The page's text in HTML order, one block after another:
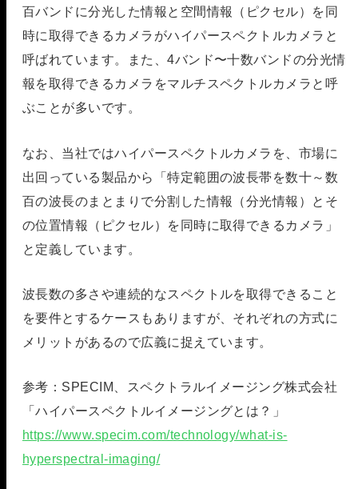
百バンドに分光した情報と空間情報（ピクセル）を同
時に取得できるカメラがハイパースペクトルカメラと
呼ばれています。また、4バンド〜十数バンドの分光情
報を取得できるカメラをマルチスペクトルカメラと呼
ぶことが多いです。
なお、当社ではハイパースペクトルカメラを、市場に
出回っている製品から「特定範囲の波長帯を数十～数
百の波長のまとまりで分割した情報（分光情報）とそ
の位置情報（ピクセル）を同時に取得できるカメラ」
と定義しています。
波長数の多さや連続的なスペクトルを取得できること
を要件とするケースもありますが、それぞれの方式に
メリットがあるので広義に捉えています。
参考：SPECIM、スペクトラルイメージング株式会社
「ハイパースペクトルイメージングとは？」
https://www.specim.com/technology/what-is-
hyperspectral-imaging/